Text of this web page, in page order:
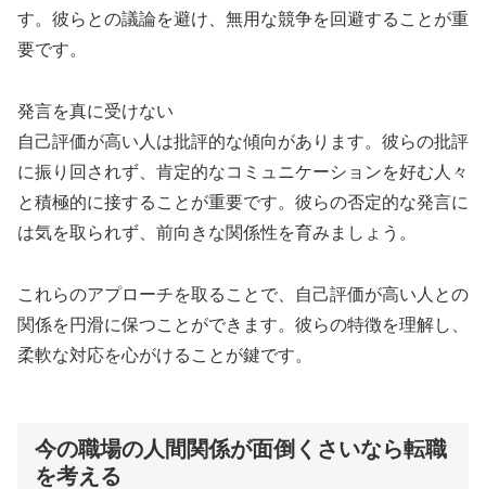
す。彼らとの議論を避け、無用な競争を回避することが重
要です。
発言を真に受けない
自己評価が高い人は批評的な傾向があります。彼らの批評
に振り回されず、肯定的なコミュニケーションを好む人々
と積極的に接することが重要です。彼らの否定的な発言に
は気を取られず、前向きな関係性を育みましょう。
これらのアプローチを取ることで、自己評価が高い人との
関係を円滑に保つことができます。彼らの特徴を理解し、
柔軟な対応を心がけることが鍵です。
今の職場の人間関係が面倒くさいなら転職
を考える